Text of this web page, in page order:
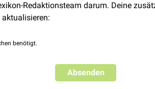
enthältarterielles
beginnt die Erneuerung der
Desquamationsphase schließt sich die
Redaktionsteam darum. Deine
benötigt.
Absenden